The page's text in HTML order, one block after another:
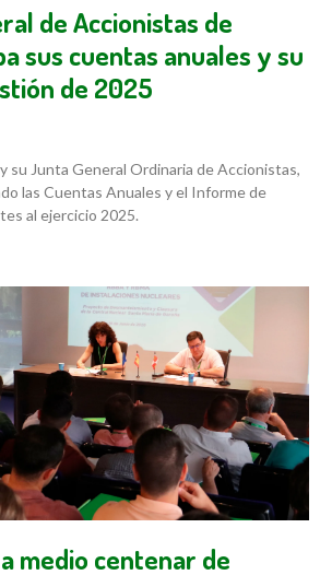
de Accionistas de
sus cuentas anuales y su
de 2025
su Junta General Ordinaria de Accionistas,
las Cuentas Anuales y el Informe de
al ejercicio 2025.
medio centenar de